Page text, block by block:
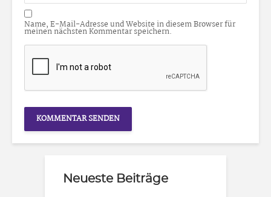
Name, E-Mail-Adresse und Website in diesem Browser für
meinen nächsten Kommentar speichern.
Neueste Beiträge